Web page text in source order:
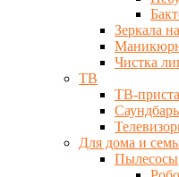
Зеркала
Чистка
ТВ
ТВ-
Для дома и
Пылесосы